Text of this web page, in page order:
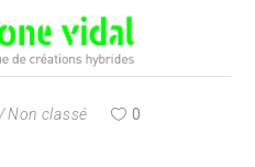
Non classé 0